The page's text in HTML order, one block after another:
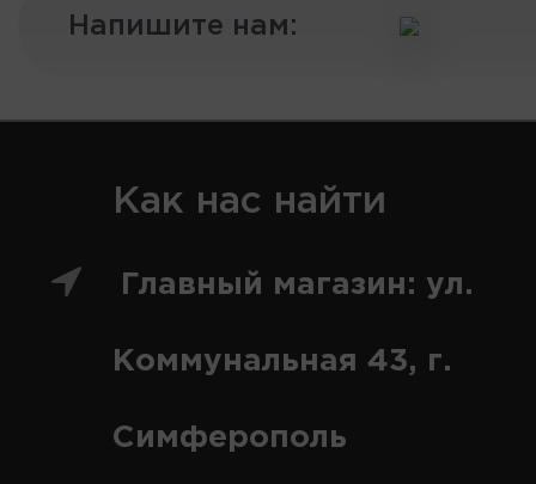
Напишите нам:
Как нас найти
Главный магазин: ул.
Коммунальная 43, г.
Симферополь